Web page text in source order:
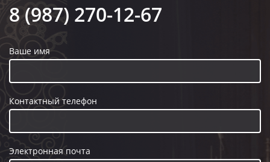
8 (987) 270-12-67
Ваше имя
Контактный телефон
Электронная почта